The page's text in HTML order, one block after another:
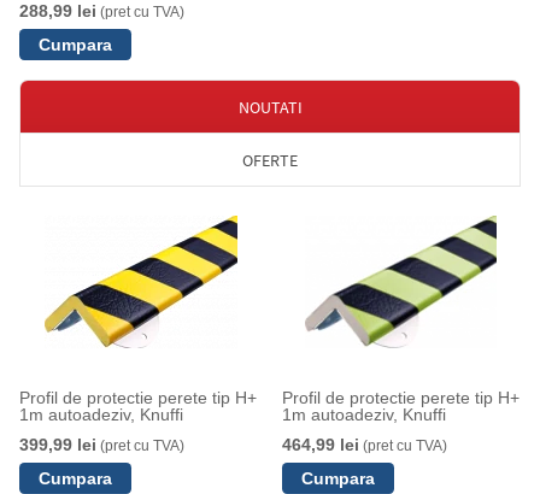
288,99 lei (pret cu TVA)
NOUTATI
OFERTE
Profil de protectie perete tip H+
1m autoadeziv, Knuffi
399,99 lei (pret cu TVA)
Profil de protectie perete tip H+
1m autoadeziv, Knuffi
464,99 lei (pret cu TVA)